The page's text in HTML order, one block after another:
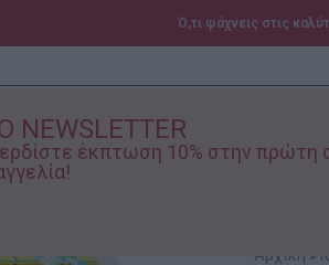
έκπτωση 10% στην πρώτη
Ό,τι ψάχνεις στις
Αρχική »